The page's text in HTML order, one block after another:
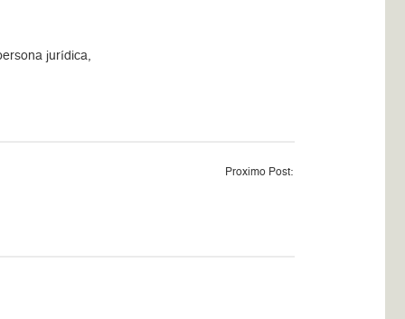
jurídica,
Proximo Post: